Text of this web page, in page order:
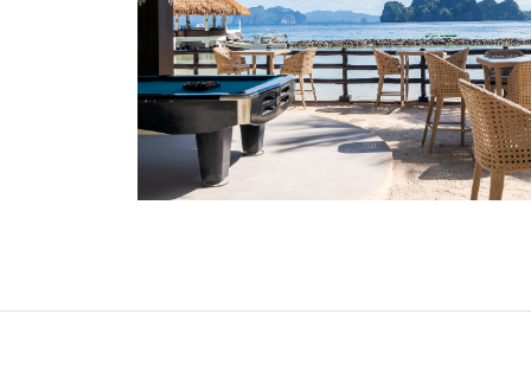
中南米・カリブ海
モルディブ・他インド洋
太平洋地域
オセアニア
ハワイ
ラトビア
スロヴェ
北マケド